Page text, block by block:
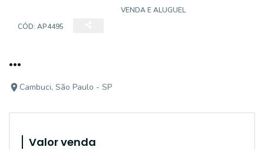
VENDA E ALUGUEL
CÓD: AP4495
...
Cambuci, São Paulo - SP
Valor venda